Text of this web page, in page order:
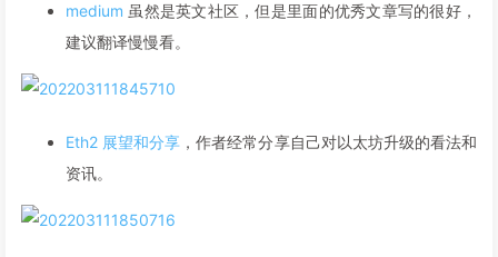
medium 虽然是英文社区，但是里面的优秀文章写的很好，
建议翻译慢慢看。
Eth2 展望和分享 ，作者经常分享自己对以太坊升级的看法和
资讯。